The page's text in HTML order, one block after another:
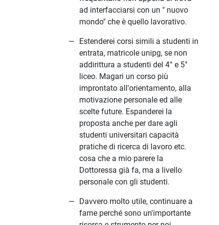
ad interfacciarsi con un " nuovo
mondo" che è quello lavorativo.
Estenderei corsi simili a studenti in
entrata, matricole unipg, se non
addirittura a studenti del 4° e 5°
liceo. Magari un corso più
improntato all'orientamento, alla
motivazione personale ed alle
scelte future. Espanderei la
proposta anche per dare agli
studenti universitari capacità
pratiche di ricerca di lavoro etc.
cosa che a mio parere la
Dottoressa già fa, ma a livello
personale con gli studenti.
Davvero molto utile, continuare a
farne perché sono un'importante